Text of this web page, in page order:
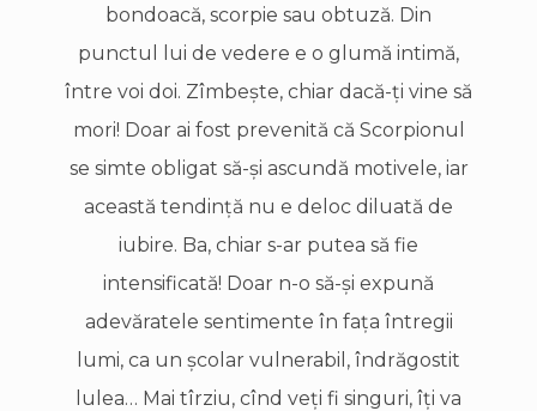
bondoacă, scorpie sau obtuză. Din
punctul lui de vedere e o glumă intimă,
între voi doi. Zîmbeşte, chiar dacă-ţi vine să
mori! Doar ai fost prevenită că Scorpionul
se simte obligat să-şi ascundă motivele, iar
această tendinţă nu e deloc diluată de
iubire. Ba, chiar s-ar putea să fie
intensificată! Doar n-o să-şi expună
adevăratele sentimente în faţa întregii
lumi, ca un şcolar vulnerabil, îndrăgostit
lulea… Mai tîrziu, cînd veţi fi singuri, îţi va